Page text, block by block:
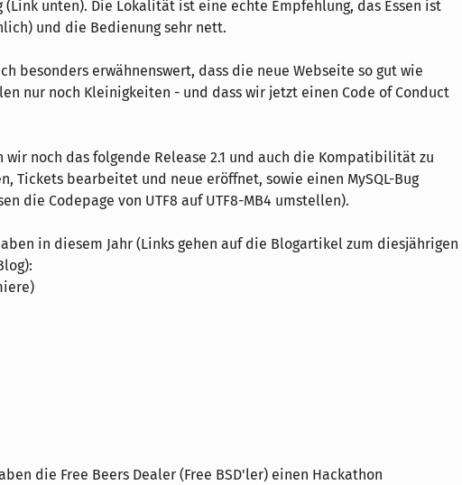
(Link unten). Die Lokalität ist eine echte Empfehlung, das Essen ist
und die Bedienung sehr nett.
besonders erwähnenswert, dass die neue Webseite so gut wie
nur noch Kleinigkeiten - und dass wir jetzt einen Code of Conduct
wir noch das folgende Release 2.1 und auch die Kompatibilität zu
Tickets bearbeitet und neue eröffnet, sowie einen MySQL-Bug
die Codepage von UTF8 auf UTF8-MB4 umstellen).
in diesem Jahr (Links gehen auf die Blogartikel zum diesjährigen
die Free Beers Dealer (Free BSD'ler) einen Hackathon